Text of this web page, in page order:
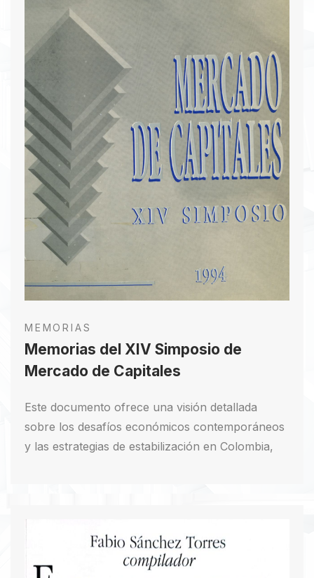
MEMORIAS
Memorias del XIV Simposio de
Mercado de Capitales
Este documento ofrece una visión detallada
sobre los desafíos económicos contemporáneos
y las estrategias de estabilización en Colombia,
importancia de acuerdos sociales para frenar la
escalada de precios y la influencia de los flujos